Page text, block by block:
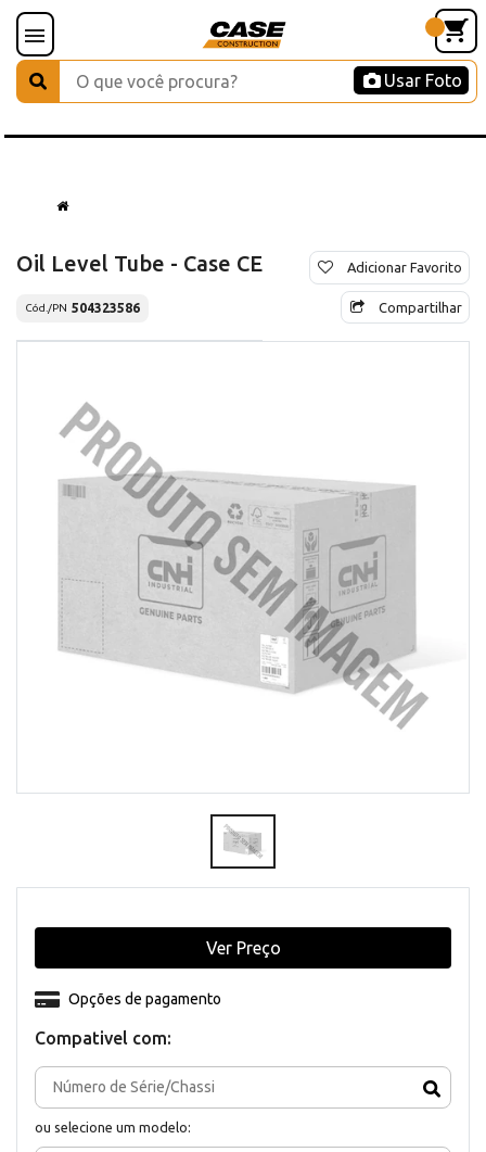
Usar Foto
Oil Level Tube - Case CE
Cód./PN 504323586
Adicionar Favorito
Compartilhar
Compativel com:
ou selecione um modelo:
Opções de pagamento
Ver Preço